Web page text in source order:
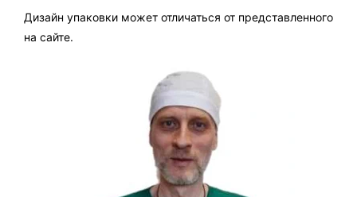
Дизайн упаковки может отличаться от представленного
на сайте.